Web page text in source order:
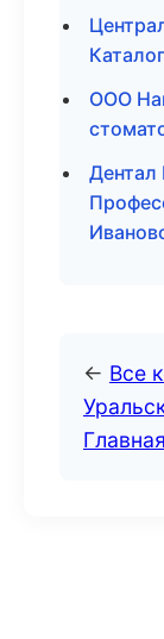
ООО
Дентал
← Все